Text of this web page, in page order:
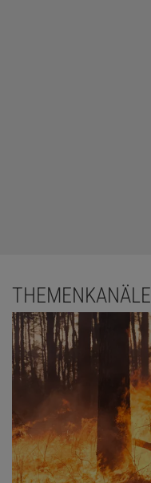
THEMENKANÄLE